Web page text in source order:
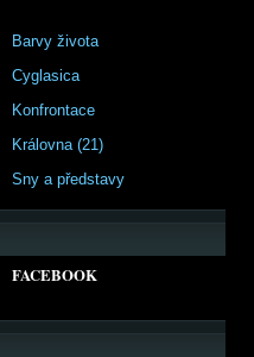
Barvy života
Cyglasica
Konfrontace
Královna (21)
Sny a představy
FACEBOOK